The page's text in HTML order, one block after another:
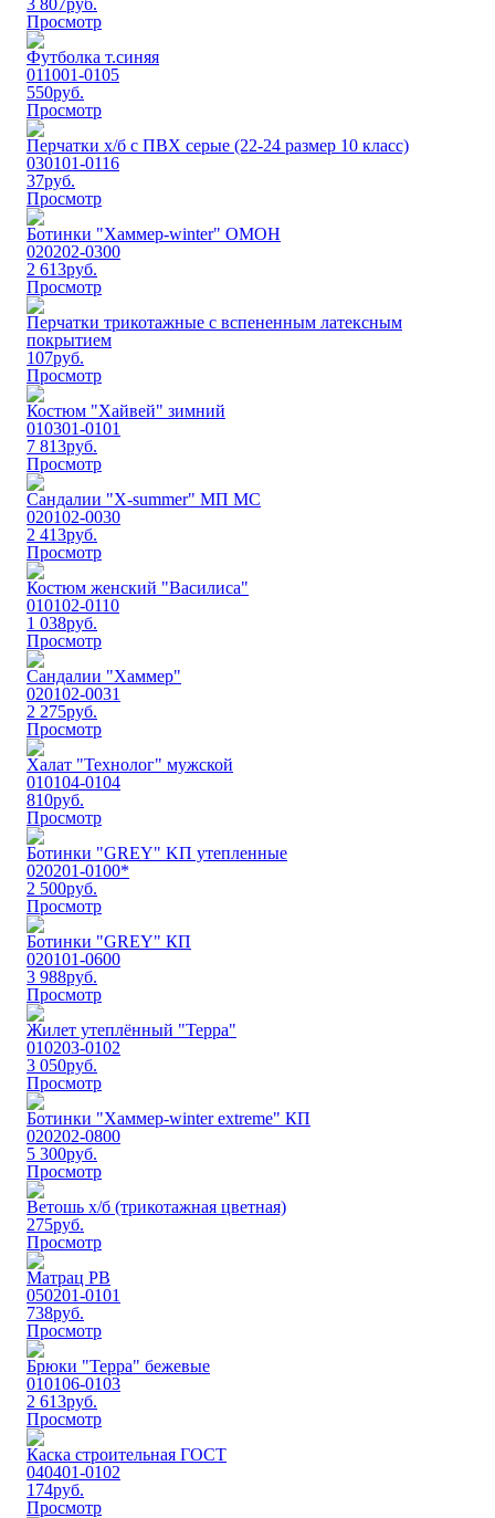
3 807руб.
Просмотр
Футболка т.синяя
011001-0105
550руб.
Просмотр
Перчатки х/б с ПВХ серые (22-24 размер 10 класс)
030101-0116
37руб.
Просмотр
Ботинки "Хаммер-winter" ОМОН
020202-0300
2 613руб.
Просмотр
Перчатки трикотажные с вспененным латексным
покрытием
107руб.
Просмотр
Костюм "Хайвей" зимний
010301-0101
7 813руб.
Просмотр
Сандалии "Х-summer" МП МС
020102-0030
2 413руб.
Просмотр
Костюм женский "Василиса"
010102-0110
1 038руб.
Просмотр
Сандалии "Хаммер"
020102-0031
2 275руб.
Просмотр
Халат "Технолог" мужской
010104-0104
810руб.
Просмотр
Ботинки "GREY" KП утепленные
020201-0100*
2 500руб.
Просмотр
Ботинки "GREY" КП
020101-0600
3 988руб.
Просмотр
Жилет утеплённый "Терра"
010203-0102
3 050руб.
Просмотр
Ботинки "Хаммер-winter extreme" КП
020202-0800
5 300руб.
Просмотр
Ветошь х/б (трикотажная цветная)
275руб.
Просмотр
Матрац РВ
050201-0101
738руб.
Просмотр
Брюки "Терра" бежевые
010106-0103
2 613руб.
Просмотр
Каска строительная ГОСТ
040401-0102
174руб.
Просмотр